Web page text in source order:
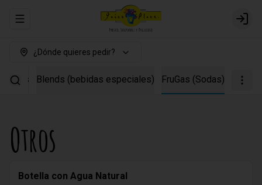
Abrir menu de navegación Login
¿Dónde quieres pedir?
Blends (bebidas especiales) FruGas (Sodas)
Otros
Botella con Agua Natural